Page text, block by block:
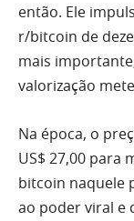
então. Ele
r/bitcoin de
mais
valorização
Na época, o
US$ 27,00 para
bitcoin naquele
ao poder viral e